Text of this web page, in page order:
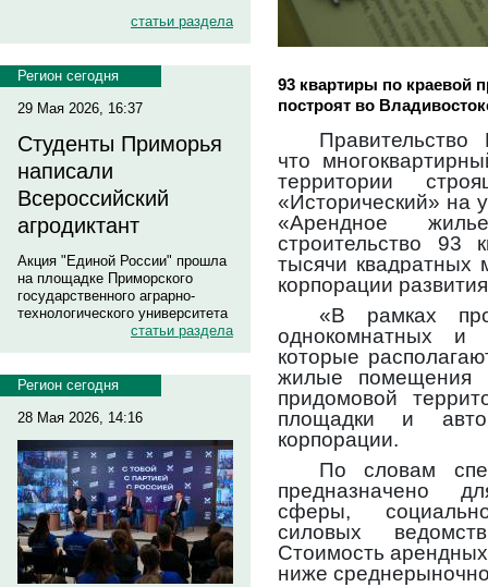
статьи раздела
Регион сегодня
29 Мая 2026, 16:37
Студенты Приморья
написали
Всероссийский
агродиктант
Акция "Единой России" прошла
на площадке Приморского
государственного аграрно-
технологического университета
статьи раздела
Регион сегодня
28 Мая 2026, 14:16
93 квартиры по краевой
построят во
что
территории
«Исторический» на
«Арендное
строительство 93
тысячи квадратных
корпорации
«В рамках
однокомнатных и
которые
жилые помещения
придомовой
площадки и
корпорации.
По словам
предназначено
сферы,
силовых
Стоимость
ниже